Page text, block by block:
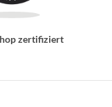
zertifiziert